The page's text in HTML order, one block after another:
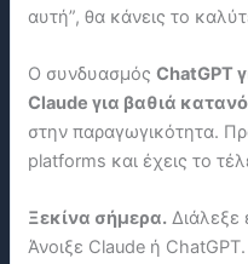
αυτή”, θα κάνεις το
Ο συνδυασμόςChatGPT
Claude για βαθιά
στην παραγωγικότητα.
platforms και έχεις το
Ξεκίνα σήμερα. Διάλεξε
Άνοιξε Claude ή